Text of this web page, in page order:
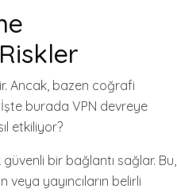
Ancak, bazen coğrafi
İşte burada VPN devreye
etkiliyor?
bir bağlantı sağlar. Bu,
veya yayıncıların belirli